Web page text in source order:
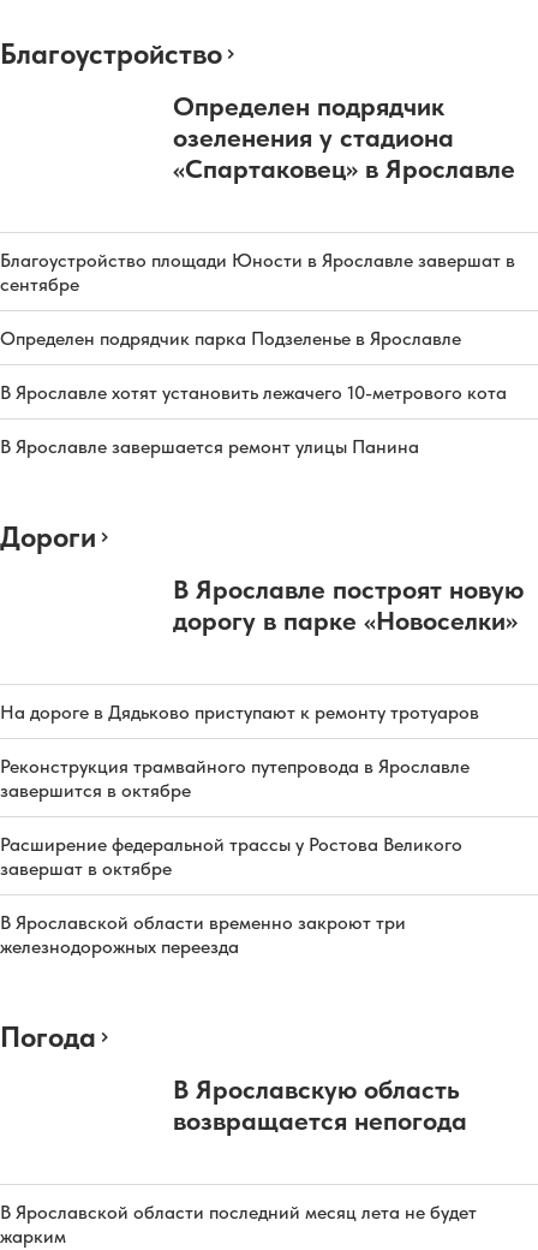
Благоустройство
Определен подрядчик
озеленения у стадиона
«Спартаковец» в Ярославле
Благоустройство площади Юности в Ярославле завершат в
сентябре
Определен подрядчик парка Подзеленье в Ярославле
В Ярославле хотят установить лежачего 10-метрового кота
В Ярославле завершается ремонт улицы Панина
Дороги
В Ярославле построят новую
дорогу в парке «Новоселки»
На дороге в Дядьково приступают к ремонту тротуаров
Реконструкция трамвайного путепровода в Ярославле
завершится в октябре
Расширение федеральной трассы у Ростова Великого
завершат в октябре
В Ярославской области временно закроют три
железнодорожных переезда
Погода
В Ярославскую область
возвращается непогода
В Ярославской области последний месяц лета не будет
жарким